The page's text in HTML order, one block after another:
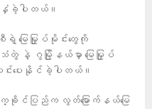
ြှုပ်နှံခဲ့ပါတယ်။
မြေမြှုပ်မိုင်းတွေကို
တွဲ နဲ့ ဂွမြို့နယ်မှာ မြေမြှုပ်
င်းပေးနိုင်ခဲ့ပါတယ်။
ခိုင်ပြည်က လွတ်မြောက်နယ်မြေ